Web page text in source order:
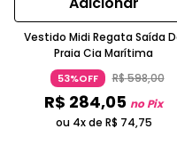
Vestido Midi Regata Saída
Praia Cia Marítima
53%OFF R$598,00
R$ 284,05 no Pix
ou 4x de R$ 74,75